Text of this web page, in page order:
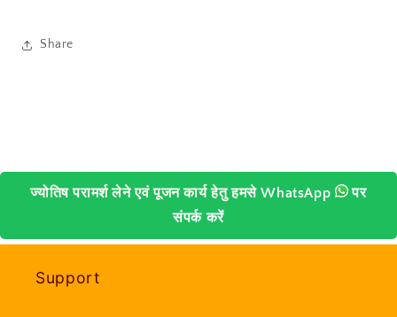
Share
ज्योतिष परामर्श लेने एवं पूजन कार्य हेतु हमसेWhatsApp
पर
संपर्क करें
Support